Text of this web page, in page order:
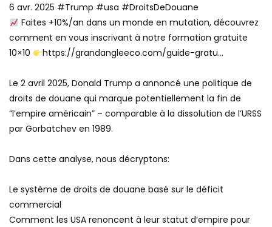
6 avr. 2025 #Trump #usa #DroitsDeDouane
Faites +10%/an dans un monde en mutation, découvrez
comment en vous inscrivant à notre formation gratuite
10×10
https://grandangleeco.com/guide-gratu…
Le 2 avril 2025, Donald Trump a annoncé une politique de
droits de douane qui marque potentiellement la fin de
“l’empire américain” – comparable à la dissolution de l’URSS
par Gorbatchev en 1989.
Dans cette analyse, nous décryptons:
Le système de droits de douane basé sur le déficit
commercial
Comment les USA renoncent à leur statut d’empire pour